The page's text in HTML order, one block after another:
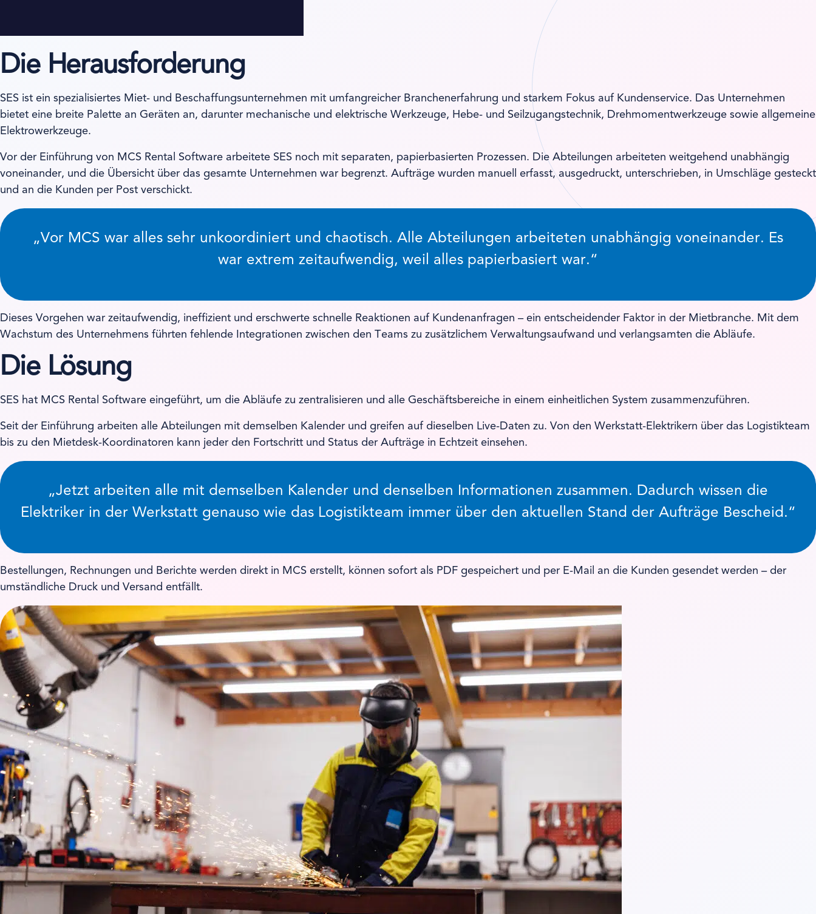
Die Herausforderung
SES ist ein spezialisiertes Miet- und Beschaffungsunternehmen mit umfangreicher Branchenerfahrung und starkem Fokus auf Kundenservice. Das Unternehmen
bietet eine breite Palette an Geräten an, darunter mechanische und elektrische Werkzeuge, Hebe- und Seilzugangstechnik, Drehmomentwerkzeuge sowie allgemeine
Elektrowerkzeuge.
Vor der Einführung von MCS Rental Software arbeitete SES noch mit separaten, papierbasierten Prozessen. Die Abteilungen arbeiteten weitgehend unabhängig
voneinander, und die Übersicht über das gesamte Unternehmen war begrenzt. Aufträge wurden manuell erfasst, ausgedruckt, unterschrieben, in Umschläge gesteckt
und an die Kunden per Post verschickt.
„Vor MCS war alles sehr unkoordiniert und chaotisch. Alle Abteilungen arbeiteten unabhängig voneinander. Es
war extrem zeitaufwendig, weil alles papierbasiert war.“
Dieses Vorgehen war zeitaufwendig, ineffizient und erschwerte schnelle Reaktionen auf Kundenanfragen – ein entscheidender Faktor in der Mietbranche. Mit dem
Wachstum des Unternehmens führten fehlende Integrationen zwischen den Teams zu zusätzlichem Verwaltungsaufwand und verlangsamten die Abläufe.
Die Lösung
SES hat MCS Rental Software eingeführt, um die Abläufe zu zentralisieren und alle Geschäftsbereiche in einem einheitlichen System zusammenzuführen.
Seit der Einführung arbeiten alle Abteilungen mit demselben Kalender und greifen auf dieselben Live-Daten zu. Von den Werkstatt-Elektrikern über das Logistikteam
bis zu den Mietdesk-Koordinatoren kann jeder den Fortschritt und Status der Aufträge in Echtzeit einsehen.
„Jetzt arbeiten alle mit demselben Kalender und denselben Informationen zusammen. Dadurch wissen die
Elektriker in der Werkstatt genauso wie das Logistikteam immer über den aktuellen Stand der Aufträge Bescheid.“
Bestellungen, Rechnungen und Berichte werden direkt in MCS erstellt, können sofort als PDF gespeichert und per E-Mail an die Kunden gesendet werden – der
umständliche Druck und Versand entfällt.